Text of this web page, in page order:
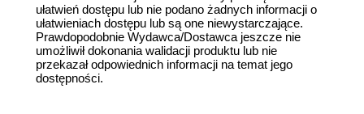
ułatwień dostępu lub nie podano żadnych informacji o
ułatwieniach dostępu lub są one niewystarczające.
Prawdopodobnie Wydawca/Dostawca jeszcze nie
umożliwił dokonania walidacji produktu lub nie
przekazał odpowiednich informacji na temat jego
dostępności.